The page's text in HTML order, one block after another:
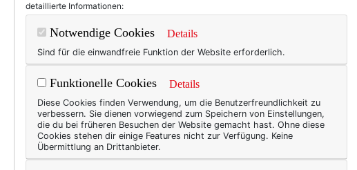
TEXTERELLA LIEBT!
Gold verleiht
Was für eine Woche! Das Erlebte
eure große Mit-Begeisterung! Ich
Wien mit Award-Verleihung an
legendären Bloggerlife geht wirklich
detaillierte Informationen:
Notwendige Cookies Details
Sind für die einwandfreie Funktion der Website erforderlich.
Funktionelle Cookies Details
Diese Cookies finden Verwendung, um die Benutzerfreundlichkeit zu
verbessern. Sie dienen vorwiegend zum Speichern von Einstellungen,
die du bei früheren Besuchen der Website gemacht hast. Ohne diese
Cookies stehen dir einige Features nicht zur Verfügung. Keine
Übermittlung an Drittanbieter.